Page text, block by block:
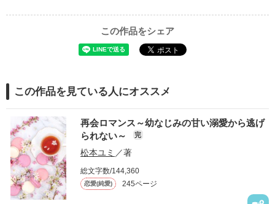
この作品をシェア
この作品を見ている人にオススメ
再会ロマンス～幼なじみの甘い溺愛から逃げ
られない～
完
松本ユミ ／著
総文字数/144,360
恋愛(純愛) 245ページ